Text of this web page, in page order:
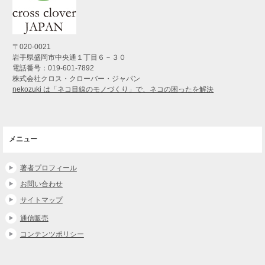
〒020-0021
岩手県盛岡市中央通１丁目６－３０
電話番号：019-601-7892
株式会社クロス・クローバー・ジャパン
nekozuki は「ネコ目線のモノづくり」で、ネコの困ったを解決
メニュー
著者プロフィール
お問い合わせ
サイトマップ
通信販売
コンテンツポリシー